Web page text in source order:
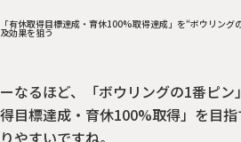
「有休取得目標達成・育休100%取得達成」を“ボウリン
及効果を狙う
ーなるほど、「ボウリングの1番ピ
得目標達成・育休100%取得」を目